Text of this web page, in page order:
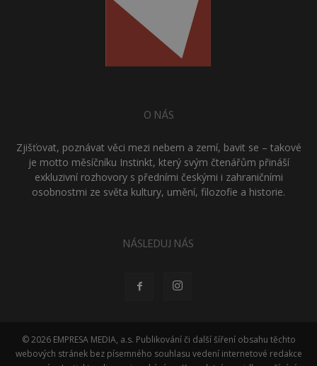
O NÁS
Zjišťovat, poznávat věci mezi nebem a zemí, bavit se – takové
je motto měsíčníku Instinkt, který svým čtenářům přináší
exkluzivní rozhovory s předními českými i zahraničními
osobnostmi ze světa kultury, umění, filozofie a historie.
NÁSLEDUJ NÁS
© 2026 EMPRESA MEDIA, a.s. Publikování či další šíření obsahu těchto
webových stránek bez písemného souhlasu vedení internetové redakce